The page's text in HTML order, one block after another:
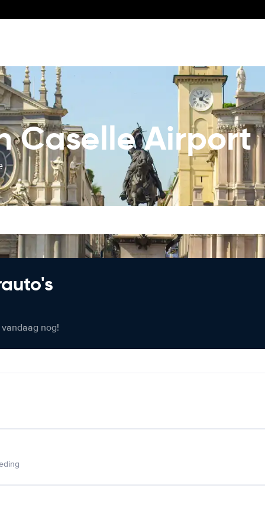
Caselle Airport
nog!